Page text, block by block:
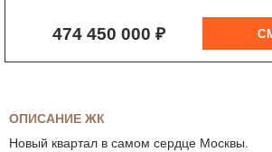
474 450 000 ₽
ОПИСАНИЕ ЖК
Новый квартал в самом сердце Москвы.